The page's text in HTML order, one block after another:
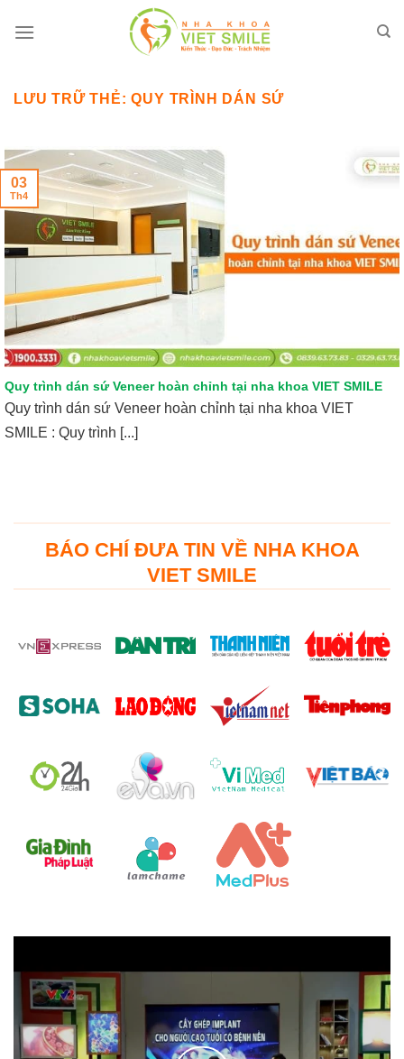
qua
LƯU TRỮ THẺ:QUY TRÌNH DÁN SỨ
Quy trình dán sứ Veneer hoàn chỉnh tại nha khoa VIET SMILE
Quy trình dán sứ Veneer hoàn chỉnh tại nha khoa VIET
SMILE : Quy trình [...]
03
Th4
BÁO CHÍ ĐƯA TIN VỀ NHA KHOA
VIET SMILE